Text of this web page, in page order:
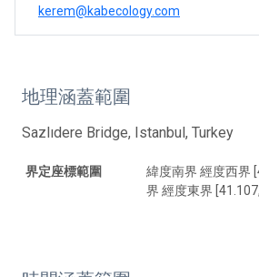
kerem@kabecology.com
地理涵蓋範圍
Sazlıdere Bridge, Istanbul, Turkey
界定座標範圍
緯度南界 經度西界
界 經度東界